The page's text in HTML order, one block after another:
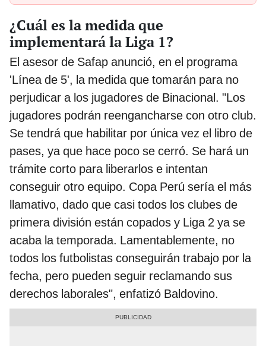
¿Cuál es la medida que
implementará la Liga 1?
El asesor de Safap anunció, en el programa
'Línea de 5', la medida que tomarán para no
perjudicar a los jugadores de Binacional. "Los
jugadores podrán reengancharse con otro club.
Se tendrá que habilitar por única vez el libro de
pases, ya que hace poco se cerró. Se hará un
trámite corto para liberarlos e intentan
conseguir otro equipo. Copa Perú sería el más
llamativo, dado que casi todos los clubes de
primera división están copados y Liga 2 ya se
acaba la temporada. Lamentablemente, no
todos los futbolistas conseguirán trabajo por la
fecha, pero pueden seguir reclamando sus
derechos laborales", enfatizó Baldovino.